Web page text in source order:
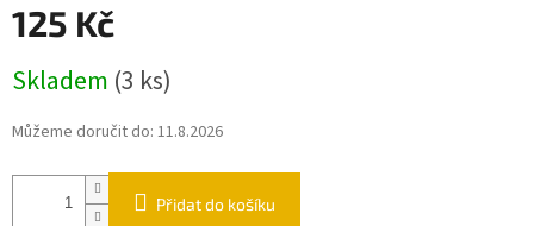
125 Kč
cena:
Skladem (3 ks)
Můžeme doručit do: 11.8.2026
Přidat do košíku